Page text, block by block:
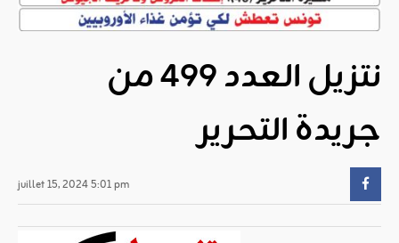
نتزيل العدد 499 من
جريدة التحرير
juillet 15, 2024 5:01 pm